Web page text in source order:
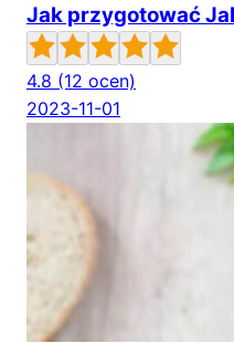
Jak przygotować
4.8 (12 ocen)
2023-11-01